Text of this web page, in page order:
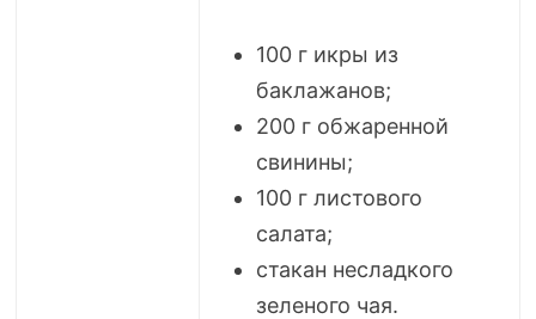
100 г икры из
баклажанов;
200 г обжаренной
свинины;
100 г листового
салата;
стакан несладкого
зеленого чая.